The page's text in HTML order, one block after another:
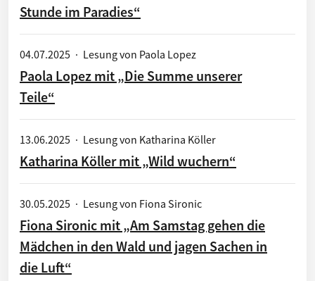
Stunde im Paradies“
04.07.2025 · Lesung von Paola Lopez
Paola Lopez mit „Die Summe unserer
Teile“
13.06.2025 · Lesung von Katharina Köller
Katharina Köller mit „Wild wuchern“
30.05.2025 · Lesung von Fiona Sironic
Fiona Sironic mit „Am Samstag gehen die
Mädchen in den Wald und jagen Sachen in
die Luft“